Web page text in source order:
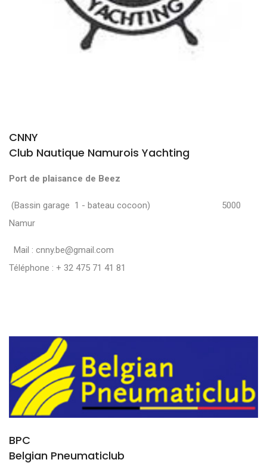
CNNY
Club Nautique Namurois Yachting
Port de plaisance de Beez
(Bassin garage 1 - bateau cocoon) 5000
Namur
Mail : cnny.be@gmail.com
Téléphone : + 32 475 71 41 81
BPC
Belgian Pneumaticlub